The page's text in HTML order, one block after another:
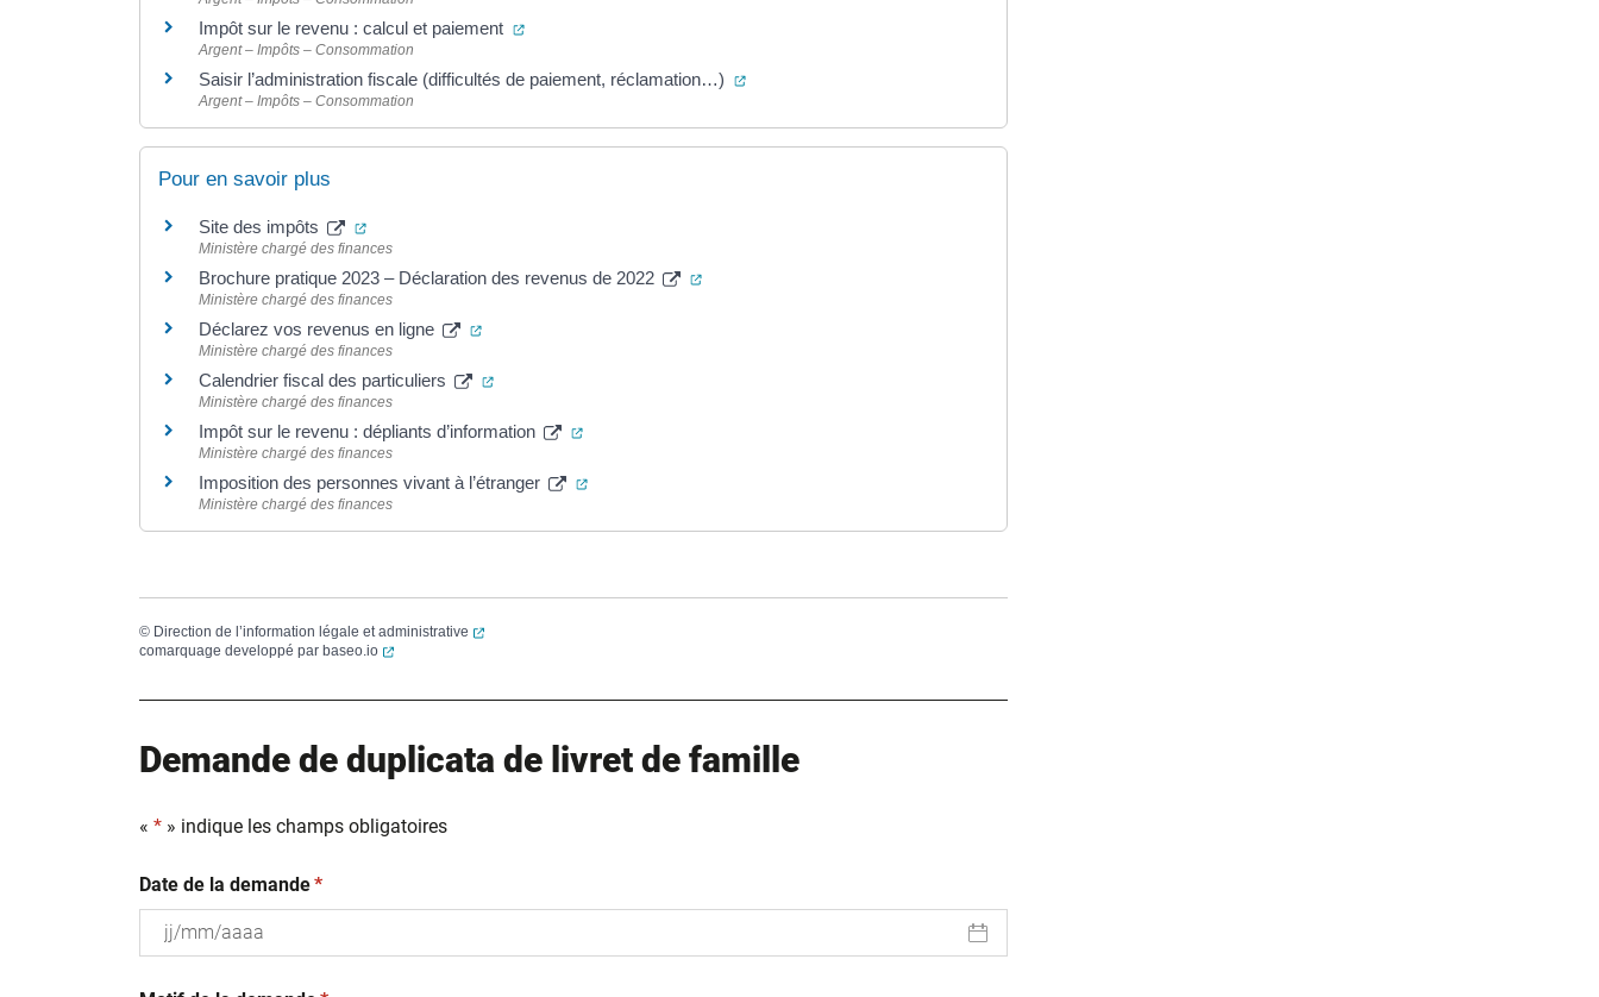
Impôt sur le revenu : calcul et paiement (ouverture dans un nouvel onglet)
Argent – Impôts – Consommation
Saisir l’administration fiscale (difficultés de paiement, réclamation…) (ouverture dans un nouvel onglet)
Argent – Impôts – Consommation
Pour en savoir plus
Site des impôts (ouverture dans un nouvel onglet)
Ministère chargé des finances
Brochure pratique 2023 – Déclaration des revenus de 2022 (ouverture dans un nouvel onglet)
Ministère chargé des finances
Déclarez vos revenus en ligne (ouverture dans un nouvel onglet)
Ministère chargé des finances
Calendrier fiscal des particuliers (ouverture dans un nouvel onglet)
Ministère chargé des finances
Impôt sur le revenu : dépliants d’information (ouverture dans un nouvel onglet)
Ministère chargé des finances
Imposition des personnes vivant à l’étranger (ouverture dans un nouvel onglet)
Ministère chargé des finances
© Direction de l’information légale et administrative
(ouverture dans un nouvel onglet)
comarquage developpé par baseo.io (ouverture dans un nouvel onglet)
Demande de duplicata de livret de famille
« * » indique les champs obligatoires
Date de la demande(obligatoire)
*